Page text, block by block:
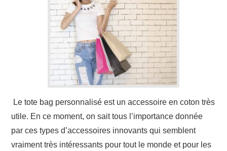
Le tote bag personnalisé est un accessoire en coton très
utile. En ce moment, on sait tous l’importance donnée
par ces types d’accessoires innovants qui semblent
vraiment très intéressants pour tout le monde et pour les